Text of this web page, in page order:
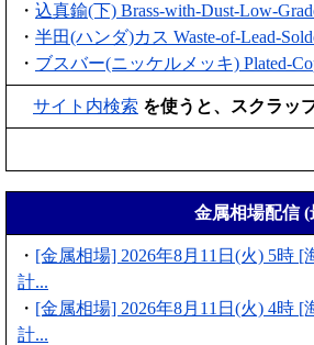
・ 込真鍮(下) Brass-with-Dust-Low-
・ 半田(ハンダ)カス Waste-of-Lead-
・ ブスバー(ニッケルメッキ) Plated-
サイト内検索 を使うと、スクラッ
金属相場配信 (
・ [金属相場] 2026年8月11日(火) 5時
計...
・ [金属相場] 2026年8月11日(火) 4時
計...